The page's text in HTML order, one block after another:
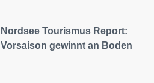
Nordsee Tourismus Report:
Vorsaison gewinnt an Boden